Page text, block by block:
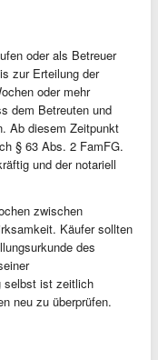
oder als Betreuer
zur Erteilung der
oder mehr
dem Betreuten und
Ab diesem Zeitpunkt
§ 63 Abs. 2 FamFG.
und der notariell
zwischen
Käufer sollten
des
selbst ist zeitlich
neu zu überprüfen.